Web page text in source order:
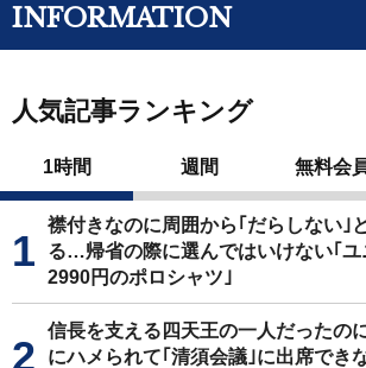
INFORMATION
人気記事ランキング
1時間 週間 無料会
襟付きなのに周囲から｢だらしない｣
る…帰省の際に選んではいけない｢ユ
2990円のポロシャツ｣
信長を支える四天王の一人だったの
にハメられて｢清須会議｣に出席でき